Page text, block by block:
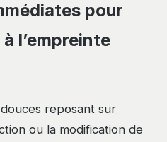
pour
l’empreinte
reposant sur
ou la modification de